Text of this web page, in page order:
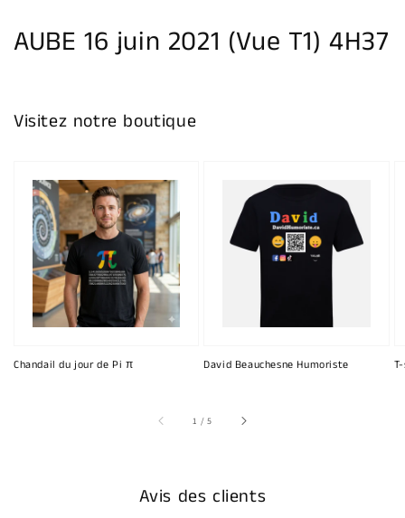
AUBE 16 juin 2021 (Vue T1) 4H37
Visitez notre boutique
Chandail du jour de Pi π David Beauchesne Humoriste
1 /sur
5
Avis des clients